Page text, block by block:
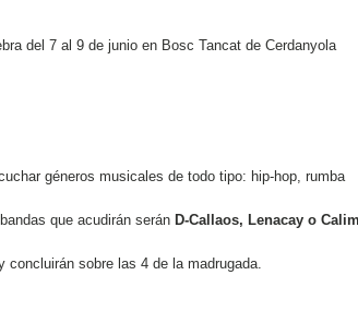
del 7 al 9 de junio en Bosc Tancat de Cerdanyola
géneros musicales de todo tipo: hip-hop, rumba
que acudirán serán D-Callaos, Lenacay o
sobre las 4 de la madrugada.